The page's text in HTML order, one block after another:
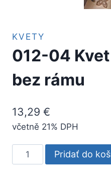
KVETY
012-04
bez rámu
13,29 €
včetně 21% DPH
množstvo
012-
Pridať do